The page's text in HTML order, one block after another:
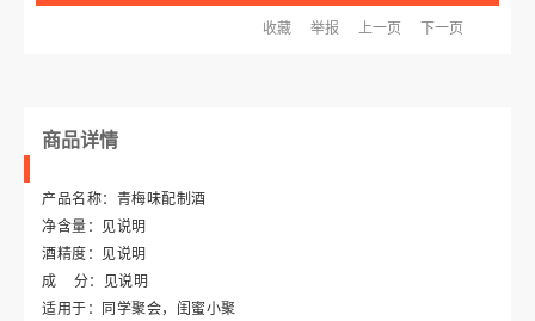
收藏 举报 上一页 下一页
商品详情
产品名称：青梅味配制酒
净含量：见说明
酒精度：见说明
成 分：见说明
适用于：同学聚会，闺蜜小聚